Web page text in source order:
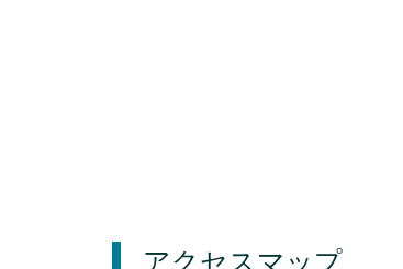
アクセスマップ